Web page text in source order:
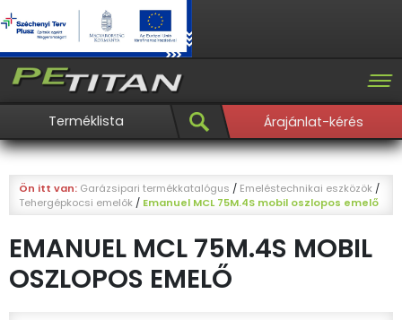
Terméklista Árajánlat-kérés
Ön itt van: Garázsipari termékkatalógus / Emeléstechnikai eszközök /
Tehergépkocsi emelők / Emanuel MCL 75M.4S mobil oszlopos emelő
EMANUEL MCL 75M.4S MOBIL
OSZLOPOS EMELŐ